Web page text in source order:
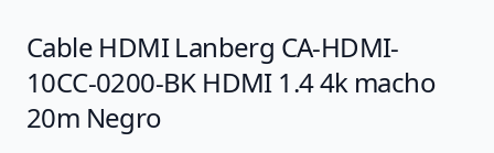
Cable HDMI Lanberg CA-HDMI-
10CC-0200-BK HDMI 1.4 4k macho
20m Negro